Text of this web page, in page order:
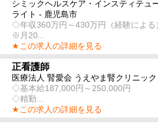
シミックヘルスケア・インスティテュ
ライト - 鹿児島市
◇年収360万円～430万円（経験による
※月20...
★この求人の詳細を見る
正看護師
医療法人 腎愛会 うえやま腎クリニッ
◇基本給187,000円～250,000円
◇精勤...
★この求人の詳細を見る